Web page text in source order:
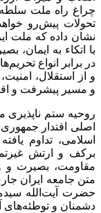
چراغ راه ملت
تحولات پیش‌رو
نشان داده که ملت
با اتکاء به
در برابر انواع
و از استقلال،
و مسیر پیشرفت و
روحیه ستم ناپذیری
اسلامی، تداوم
برکف و ارتش
مقاومت، بصیرت و
متن جامعه ایران
حضرت آیت‌الله
دشمنان و توطئه‌های